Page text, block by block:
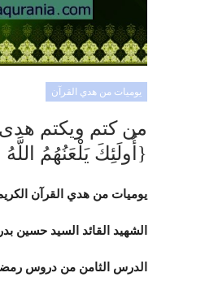
يوميات من هدي القرآن
من كتم ويكتم هدى
{أُولَئِكَ يَلْعَنُهُمُ
يوميات من هدي القرآن
الشهيد القائد السيد حسين
الدرس الثامن من دروس